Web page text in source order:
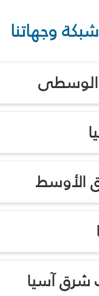
وجهاتنا
الوسطى
الأوسط
شرق آسيا